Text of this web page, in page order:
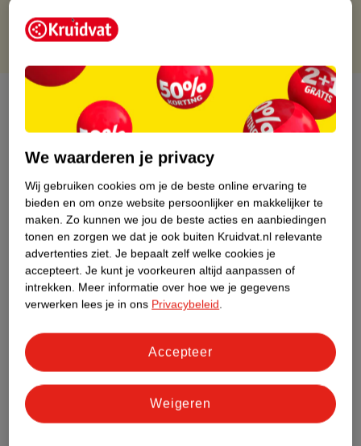
Over dit product
Productinformatie
Etiketinformatie
Nature Impact Score
Rood (-) = hoge impact op het milieu.
Groen (+) = lage impact op het milieu.
Gebaseerd op wereldwijde
gemiddelden.
Nature Impact Score: 42%
Pest/Plant Control Products gemiddelde: 49%
Hogere score betekent lagere impact
We waarderen je privacy
Wij gebruiken cookies om je de beste online ervaring te
bieden en om onze website persoonlijker en makkelijker te
maken. Zo kunnen we jou de beste acties en aanbiedingen
tonen en zorgen we dat je ook buiten Kruidvat.nl relevante
advertenties ziet. Je bepaalt zelf welke cookies je
accepteert. Je kunt je voorkeuren altijd aanpassen of
intrekken. Meer informatie over hoe we je gegevens
verwerken lees je in ons Privacybeleid.
Weigeren
Accepteer